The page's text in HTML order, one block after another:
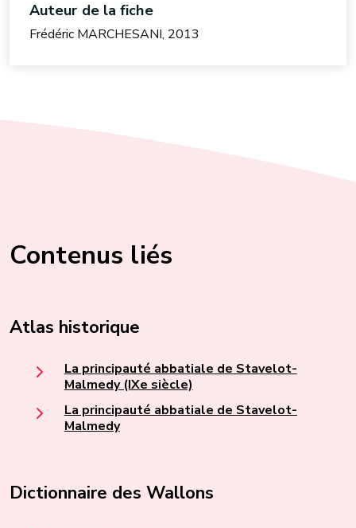
Auteur de la fiche
Frédéric MARCHESANI, 2013
Contenus liés
Atlas historique
La principauté abbatiale de Stavelot-
Malmedy (IXe siècle)
La principauté abbatiale de Stavelot-
Malmedy
Dictionnaire des Wallons